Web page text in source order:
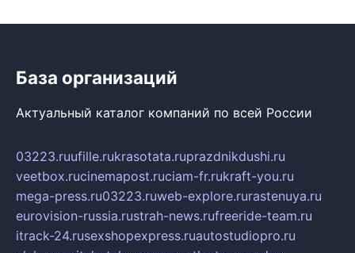
База организаций
Актуальный каталог компаний по всей России
03223.ruufille.rukrasotata.ruprazdnikdushi.ru
veetbox.rucinemapost.ruciam-fr.rukraft-you.ru
mega-press.ru03223.ruweb-explore.rurastenuya.ru
eurovision-russia.rustrah-news.rufreeride-team.ru
itrack-24.rusexshopexpress.ruautostudiopro.ru